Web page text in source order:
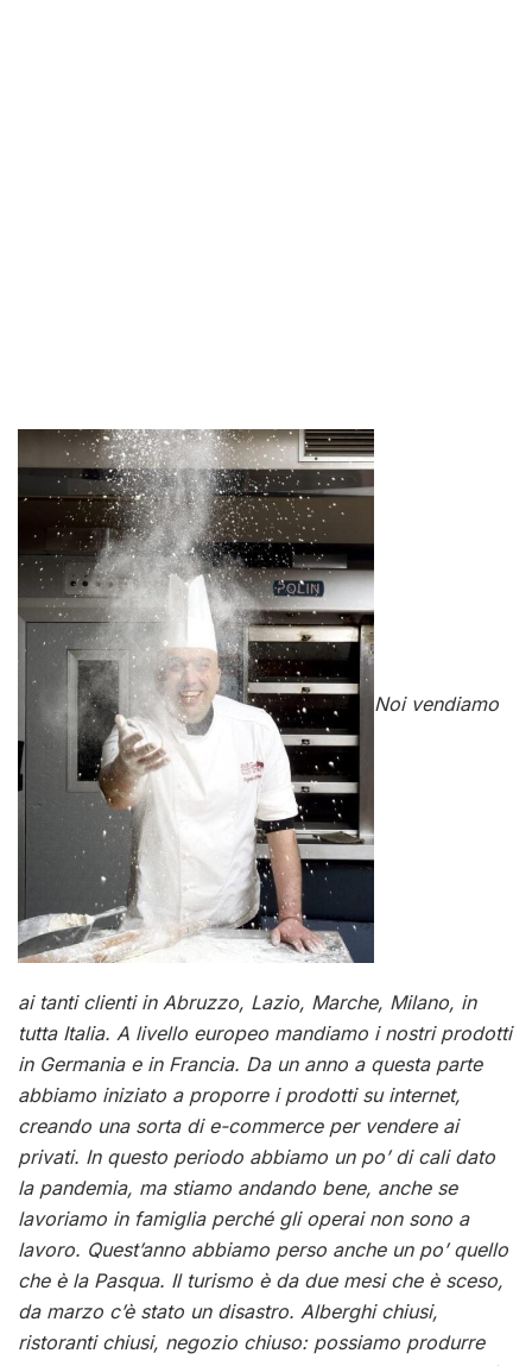
Noi vendiamo
ai tanti clienti in Abruzzo, Lazio, Marche, Milano, in
tutta Italia. A livello europeo mandiamo i nostri prodotti
in Germania e in Francia. Da un anno a questa parte
abbiamo iniziato a proporre i prodotti su internet,
creando una sorta di e-commerce per vendere ai
privati. In questo periodo abbiamo un po’ di cali dato
la pandemia, ma stiamo andando bene, anche se
lavoriamo in famiglia perché gli operai non sono a
lavoro. Quest’anno abbiamo perso anche un po’ quello
che è la Pasqua. Il turismo è da due mesi che è sceso,
da marzo c’è stato un disastro. Alberghi chiusi,
ristoranti chiusi, negozio chiuso: possiamo produrre